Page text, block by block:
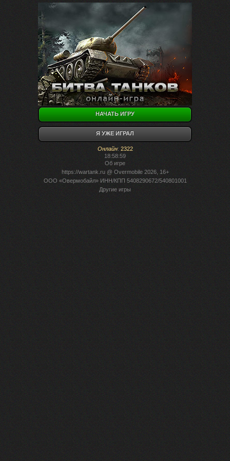
НАЧАТЬ ИГРУ
Я УЖЕ ИГРАЛ
Онлайн: 2322
18:58:59
Об игре
https://wartank.ru@ Overmobile 2026, 16+
ООО «Овермобайл» ИНН/КПП 5408290672/540801001
Другие игры